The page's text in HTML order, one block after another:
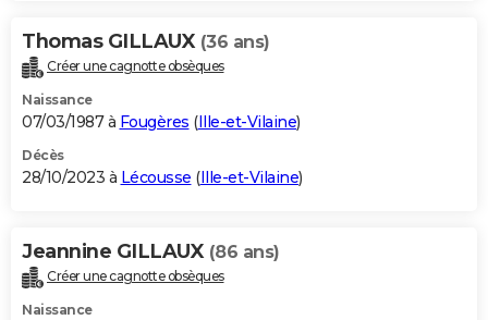
Thomas GILLAUX (36 ans)
Créer une cagnotte obsèques
Naissance
07/03/1987 à Fougères (Ille-et-Vilaine)
Décès
28/10/2023 à Lécousse (Ille-et-Vilaine)
Jeannine GILLAUX (86 ans)
Créer une cagnotte obsèques
Naissance